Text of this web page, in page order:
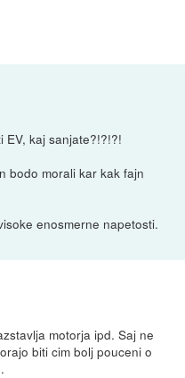
EV, kaj sanjate?!?!?!
bodo morali kar kak fajn
enosmerne napetosti.
motorja ipd. Saj ne
biti cim bolj pouceni o